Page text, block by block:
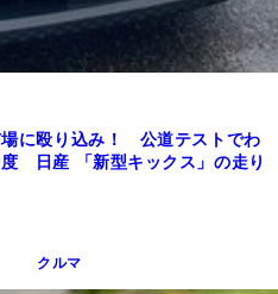
に殴り込み！ 公道テストでわ
日産 「新型キックス」の走り
クルマ